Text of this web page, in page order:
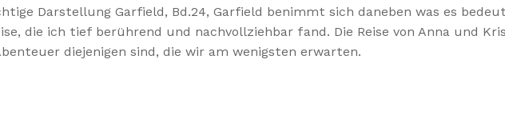
Darstellung Garfield, Bd.24, Garfield benimmt sich daneben was es
die ich tief berührend und nachvollziehbar fand. Die Reise von Anna und
diejenigen sind, die wir am wenigsten erwarten.